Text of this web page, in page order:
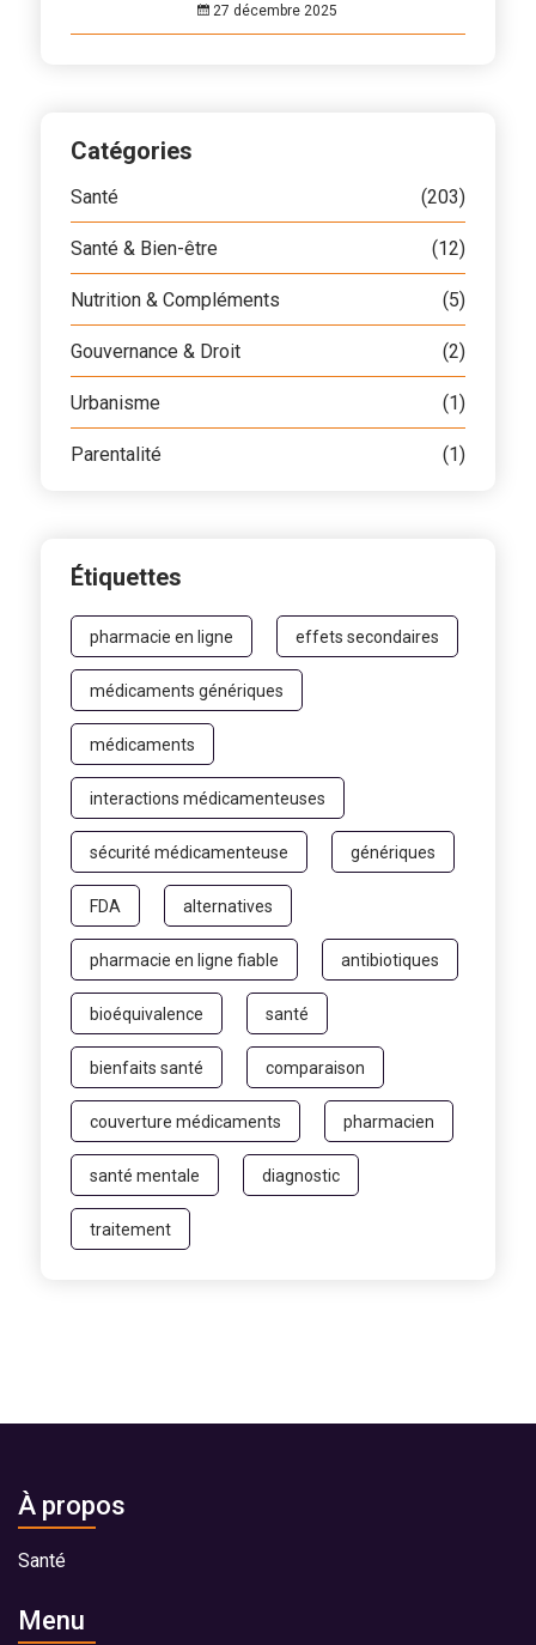
27 décembre 2025
Catégories
Santé (203)
Santé & Bien-être (12)
Nutrition & Compléments (5)
Gouvernance & Droit (2)
Urbanisme (1)
Parentalité (1)
Étiquettes
pharmacie en ligne effets secondaires
médicaments génériques
médicaments
interactions médicamenteuses
sécurité médicamenteuse génériques
FDA alternatives
pharmacie en ligne fiable antibiotiques
bioéquivalence santé
bienfaits santé comparaison
couverture médicaments pharmacien
santé mentale diagnostic
traitement
À propos
Santé
Menu